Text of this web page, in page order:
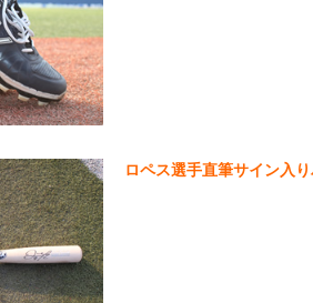
ロペス選手直筆サイン入